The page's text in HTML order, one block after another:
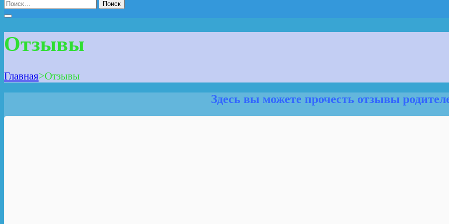
Найти:
Отзывы
Главная>Отзывы
Здесь вы можете прочесть отзывы